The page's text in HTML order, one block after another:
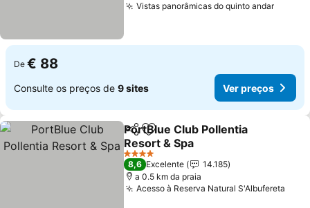
Vistas panorâmicas do quinto andarVer
De € 88
Consulte os preços de 9 sites Ver preços
PartilharAdicionar aos favoritos
PortBlue Club Pollentia
Resort & Spa
Ver preços
4 Estrelas
8,6 Excelente
14.185
a 0.5 km da praia
Acesso à Reserva Natural S'Albufereta